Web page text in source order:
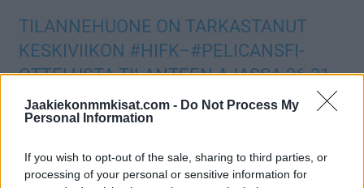
Jaakiekonmmkisat.com - Do Not Process My
Personal Information
If you wish to opt-out of the sale, sharing to third parties, or
processing of your personal or sensitive information for
TILANNEHUONE ON TARKASTANUT
KESKIVIIKON #HIFK–#PELICANSFI-
OTTELUSTA TILANTEEN AJASSA 26.31,
JOSSA HIFK:N JOHAN MOTIN TAKLAA
PELICANSIN AATU JÄMSENIÄ.
MIN+PR.